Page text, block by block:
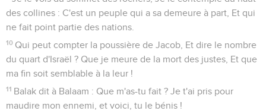
des collines : C'est un peuple qui a sa demeure à part, Et qui
ne fait point partie des nations.
10 Qui peut compter la poussière de Jacob, Et dire le nombre
du quart d'Israël ? Que je meure de la mort des justes, Et que
ma fin soit semblable à la leur !
11 Balak dit à Balaam : Que m'as-tu fait ? Je t'ai pris pour
maudire mon ennemi, et voici, tu le bénis !